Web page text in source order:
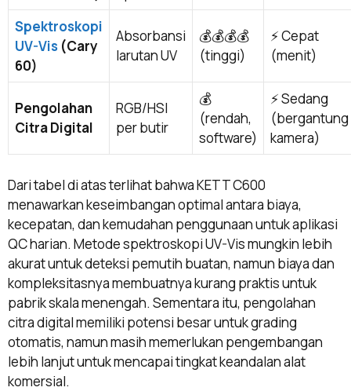
Spektroskopi
UV-Vis (Cary
60)
Absorbansi
larutan UV
💰💰💰💰
(tinggi)
⚡ Cepat
(menit)
Pengolahan
Citra Digital
RGB/HSI
per butir
💰
(rendah,
software)
⚡ Sedang
(bergantung
kamera)
Dari tabel di atas terlihat bahwa KETT C600
menawarkan keseimbangan optimal antara biaya,
kecepatan, dan kemudahan penggunaan untuk aplikasi
QC harian. Metode spektroskopi UV-Vis mungkin lebih
akurat untuk deteksi pemutih buatan, namun biaya dan
kompleksitasnya membuatnya kurang praktis untuk
pabrik skala menengah. Sementara itu, pengolahan
citra digital memiliki potensi besar untuk grading
otomatis, namun masih memerlukan pengembangan
lebih lanjut untuk mencapai tingkat keandalan alat
komersial.